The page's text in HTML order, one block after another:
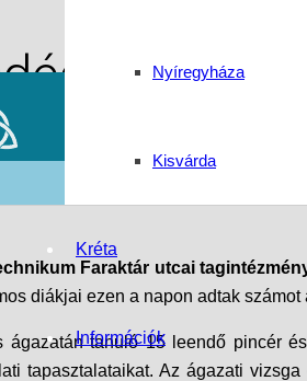
Nyíregyháza
Kisvárda
Kréta
Információk
Faraktár utcai
diákjai ezen a napon adtak
ágazatán tanuló 15 leendő pincér
tapasztalataikat. Az ágazati